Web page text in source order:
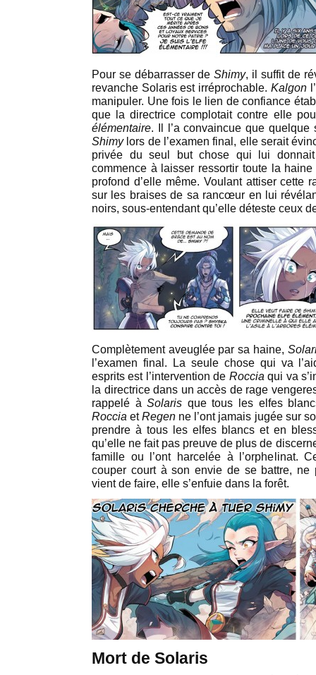
Pour se débarrasser deShimy, il suffit de
revanche Solaris est irréprochable. Kalgon
manipuler. Une fois le lien de confiance
que la directrice complotait contre elle
élémentaire. Il l’a convaincue que quelque
Shimylors de l’examen final, elle serait
privée du seul but chose qui lui
commence à laisser ressortir toute la
profond d’elle même. Voulant attiser cette
sur les braises de sa rancœur en lui
noirs, sous-entendant qu’elle déteste ceux
Complètement aveuglée par sa haine,
l’examen final. La seule chose qui va
esprits est l’intervention de Roccia qui va
la directrice dans un accès de rage
rappelé àSolaris que tous les elfes
Roccia etRegen ne l’ont jamais jugée sur
prendre à tous les elfes blancs et en
qu’elle ne fait pas preuve de plus de
famille ou l’ont harcelée à l’orphelinat.
couper court à son envie de se battre, ne
vient de faire, elle s’enfuie dans la forêt.
Mort de Solaris